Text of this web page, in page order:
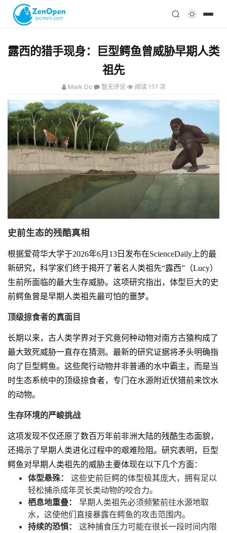
科技
心理
注册
露西的猎手现身：巨型鳄鱼曾威胁早期人类
祖先
Mark Do 暂无评论 阅读 117 次
史前生态的残酷真相
根据爱荷华大学于2026年6月13日发布在ScienceDaily上的最
新研究，科学家们终于揭开了著名人类祖先“露西”（Lucy）
生前所面临的最大生存威胁。这项研究指出，体型巨大的史
前鳄鱼曾是早期人类祖先最可怕的噩梦。
顶级掠食者的真面目
长期以来，古人类学界对于究竟何种动物对南方古猿构成了
最大致死威胁一直存在猜测。最新的研究证据将矛头明确指
向了巨型鳄鱼。这些爬行动物并非普通的水中霸主，而是当
时生态系统中的顶级掠食者，专门在水源附近伏猎前来饮水
的动物。
生存环境的严峻挑战
这项发现不仅还原了数百万年前非洲大陆的残酷生态面貌，
还揭示了早期人类进化过程中的艰难险阻。研究表明，巨型
鳄鱼对早期人类祖先的威胁主要体现在以下几个方面：
体型悬殊：
这些史前巨鳄的体型极其庞大，拥有足以
轻松捕杀成年灵长类动物的咬合力。
栖息地重叠：
早期人类祖先必须频繁前往水源地取
水，这使他们直接暴露在鳄鱼的攻击范围内。
持续的恐惧：
这种捕食压力可能在很长一段时间内限